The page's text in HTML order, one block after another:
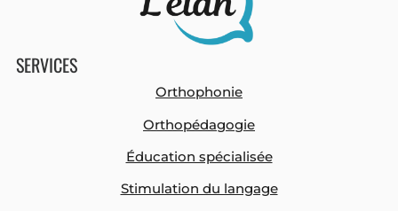
SERVICES
Orthophonie
Orthopédagogie
Éducation spécialisée
Stimulation du langage